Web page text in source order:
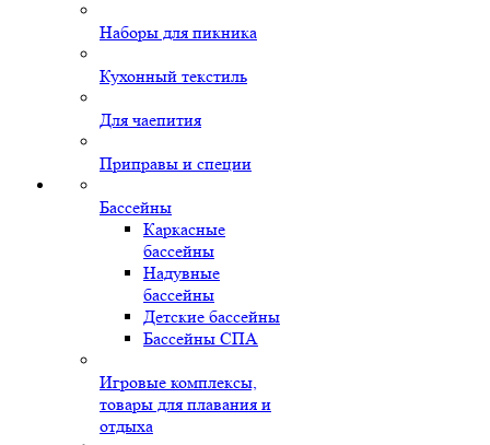
Наборы для пикника
Кухонный текстиль
Для чаепития
Приправы и специи
Бассейны
Каркасные
бассейны
Надувные
бассейны
Детские бассейны
Бассейны СПА
Игровые комплексы,
товары для плавания и
отдыха